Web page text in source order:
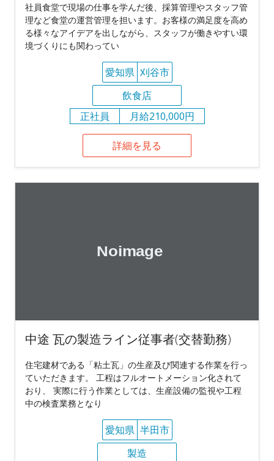
社員食堂で現場の仕事を学んだ後、採算管理やスタッフ管
理など食堂の運営管理を担います。お客様の満足度を高め
る様々なアイデアを出しながら、スタッフが働きやすい環
境づくりにも関わってい
愛知県 刈谷市
飲食店
正社員
月給210,000円
詳細を見る
中途 瓦の製造ライン従事者(交替勤務)
住宅建材である「粘土瓦」の生産及び関連する作業を行っ
ていただきます。 工程はフルオートメーション化されて
おり、 実際に行う作業としては、生産設備の監視や工程
中の検査業務となり
愛知県 半田市
製造